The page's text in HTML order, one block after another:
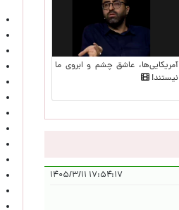
آمریکایی‌ها، عاشق چشم و ابروی ما
نیستند!
۱۷:۵۴:۱۷ ۱۴۰۵/۳/۱۱